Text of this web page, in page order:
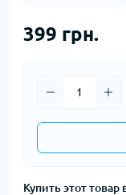
399 грн.
Купить этот товар